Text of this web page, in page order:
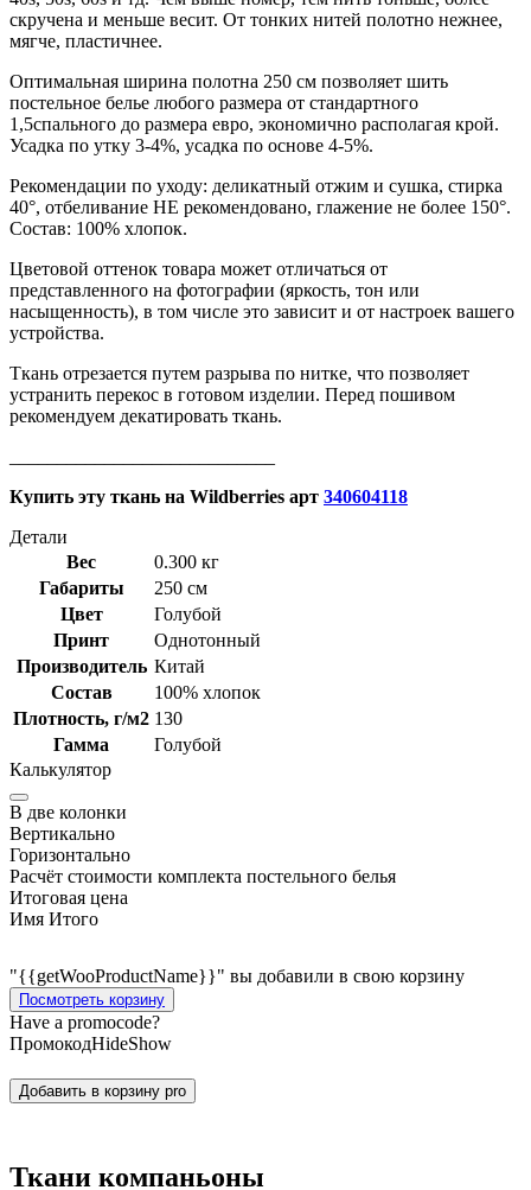
скручена и меньше весит. От тонких нитей полотно нежнее,
мягче, пластичнее.
Оптимальная ширина полотна 250 см позволяет шить
постельное белье любого размера от стандартного
1,5спального до размера евро, экономично располагая крой.
Усадка по утку 3-4%, усадка по основе 4-5%.
Рекомендации по уходу: деликатный отжим и сушка, стирка
40°, отбеливание НЕ рекомендовано, глажение не более 150°.
Состав: 100% хлопок.
Цветовой оттенок товара может отличаться от
представленного на фотографии (яркость, тон или
насыщенность), в том числе это зависит и от настроек вашего
устройства.
Ткань отрезается путем разрыва по нитке, что позволяет
устранить перекос в готовом изделии. Перед пошивом
рекомендуем декатировать ткань.
Купить эту ткань на Wildberries арт 340604118
Детали
Вес
0.300 кг
Габариты
250 см
Цвет
Голубой
Принт
Однотонный
Производитель Китай
Состав
100% хлопок
Плотность, г/м2 130
Гамма
Голубой
Калькулятор
В две колонки
Вертикально
Горизонтально
Расчёт стоимости комплекта постельного белья
Итоговая цена
Имя Итого
"{{getWooProductName}}" вы добавили в свою корзину
Посмотреть корзину
Have a promocode?
ПромокодHideShow
Добавить в корзину pro
Ткани компаньоны